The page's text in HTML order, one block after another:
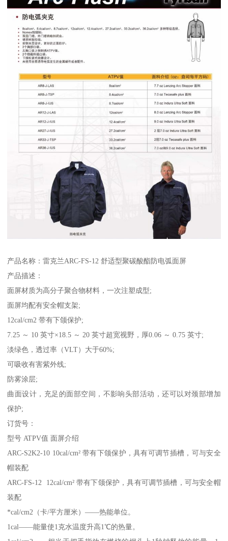
产品名称：雷克兰ARC-FS-12 舒适型聚碳酸酯防电弧面屏
产品描述：
面屏材质为高分子聚合物材料，一次注塑成型;
面屏均配有安全帽支架;
12cal/cm2 带有下颌保护;
7.25 ～ 10 英寸×18.5 ～ 20 英寸超宽视野，厚0.06 ～ 0.75 英寸;
淡绿色，透过率（VLT）大于60%;
可吸收有害紫外线;
防雾涂层;
曲面设计，充足的面部空间，不影响头部活动，还可以对颈部增加
保护;
订货号：
型号 ATPV值 面屏介绍
ARC-S2K2-10 10cal/cm² 带有下颌保护，具有可调节插槽，可与安全
帽装配
ARC-FS-12 12cal/cm² 带有下颌保护，具有可调节插槽，可与安全帽
装配
*cal/cm2（卡/平方厘米）——热能单位。
1cal——能量使1克水温度升高1℃的热量。